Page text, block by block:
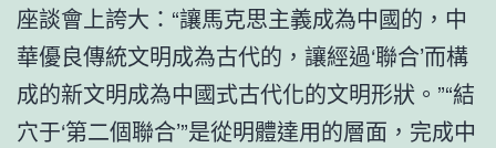
座談會上誇大：“讓馬克思主義成為中國的，中
華優良傳統文明成為古代的，讓經過‘聯合’而構
成的新文明成為中國式古代化的文明形狀。”“結
穴于‘第二個聯合’”是從明體達用的層面，完成中